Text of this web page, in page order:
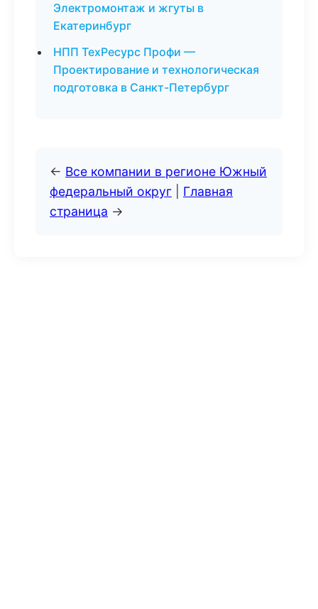
Электромонтаж и жгуты в
Екатеринбург
НПП ТехРесурс Профи —
Проектирование и технологическая
подготовка в Санкт-Петербург
← Все компании в регионе Южный
федеральный округ
Главная
страница →